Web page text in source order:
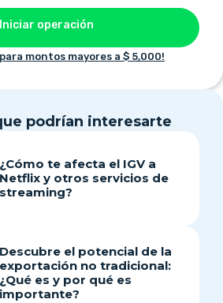
Iniciar operación
montos mayores a $ 5,000!
podrían interesarte
¿Cómo te afecta el IGV a
Netflix y otros servicios de
streaming?
Descubre el potencial de la
exportación no tradicional:
¿Qué es y por qué es
importante?